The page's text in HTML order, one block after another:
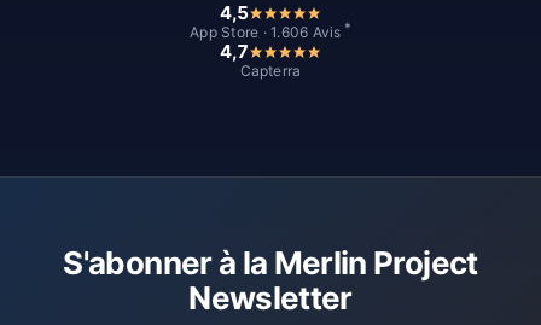
4,5
App Store · 1.606 Avis *
4,7
Capterra
S'abonner à la Merlin Project
Newsletter